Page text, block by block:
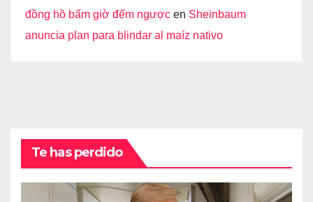
đồng hồ bấm giờ đếm ngược en Sheinbaum
anuncia plan para blindar al maíz nativo
Te has perdido